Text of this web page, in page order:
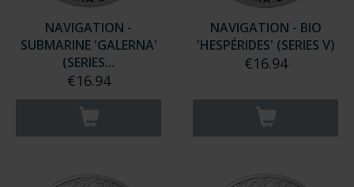
NAVIGATION -
SUBMARINE 'GALERNA'
(SERIES...
€16.94
NAVIGATION - BIO
'HESPÉRIDES' (SERIES V)
€16.94